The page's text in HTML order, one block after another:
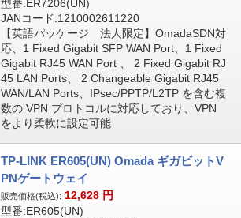
型番:ER7206(UN)
JANコード:1210002611220
【英語パッケージ 法人限定】OmadaSDN対
応、1 Fixed Gigabit SFP WAN Port、1 Fixed
Gigabit RJ45 WAN Port 、 2 Fixed Gigabit RJ
45 LAN Ports、 2 Changeable Gigabit RJ45
WAN/LAN Ports、IPsec/PPTP/L2TP を含む複
数の VPN プロトコルに対応しており、VPN
をより柔軟に設定可能
TP-LINK ER605(UN) Omada ギガビットV
PNゲートウェイ
販売価格(税込): 12,628 円
型番:ER605(UN)